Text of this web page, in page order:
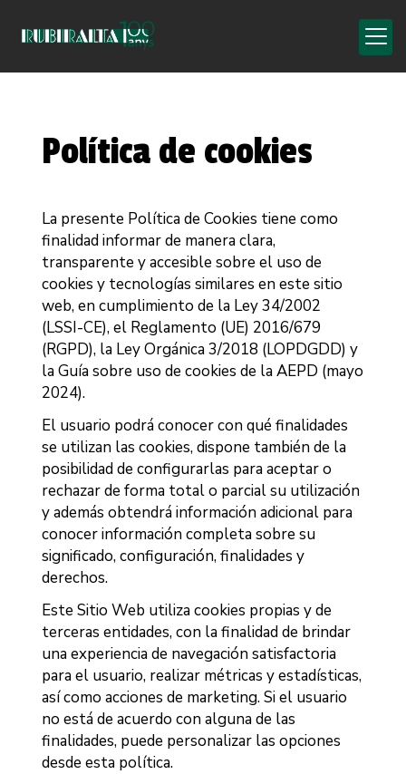
Política de cookies
La presente Política de Cookies tiene como
finalidad informar de manera clara,
transparente y accesible sobre el uso de
cookies y tecnologías similares en este sitio
web, en cumplimiento de la Ley 34/2002
(LSSI-CE), el Reglamento (UE) 2016/679
(RGPD), la Ley Orgánica 3/2018 (LOPDGDD) y
la Guía sobre uso de cookies de la AEPD (mayo
2024).
El usuario podrá conocer con qué finalidades
se utilizan las cookies, dispone también de la
posibilidad de configurarlas para aceptar o
rechazar de forma total o parcial su utilización
y además obtendrá información adicional para
conocer información completa sobre su
significado, configuración, finalidades y
derechos.
Este Sitio Web utiliza cookies propias y de
terceras entidades, con la finalidad de brindar
una experiencia de navegación satisfactoria
para el usuario, realizar métricas y estadísticas,
así como acciones de marketing. Si el usuario
no está de acuerdo con alguna de las
finalidades, puede personalizar las opciones
desde esta política.